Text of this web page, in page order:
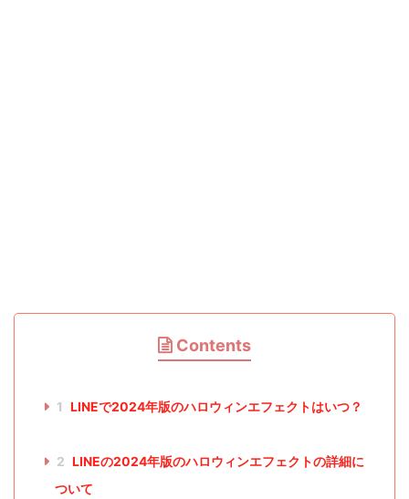
Contents
1 LINEで2024年版のハロウィンエフェクトはいつ？
2 LINEの2024年版のハロウィンエフェクトの詳細に
ついて